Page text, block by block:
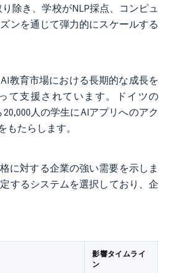
除き、学校がNLP採点、コンピュ
ンを通じて弾力的にスケールする
教育市場における長期的な成長を
て支援されています。ドイツの
人の学生にAIアプリへのアク
たらします。
に対する企業の強い需要を示しま
するシステムを選択しており、企
影響タイムライ
ン